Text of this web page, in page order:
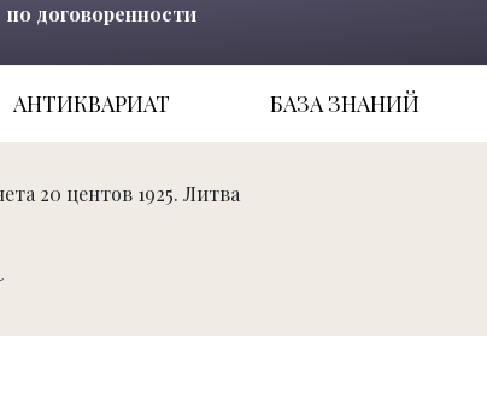
по договоренности
АНТИКВАРИАТ БАЗА ЗНАНИЙ
20 центов 1925. Литва